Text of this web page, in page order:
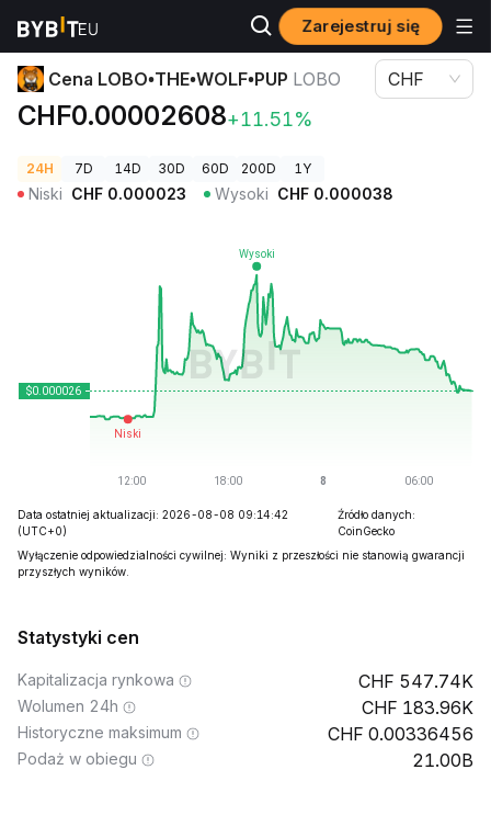
Zarejestruj się
Ceny kryptowalut Cena LOBO•THE•WOLF•PUP LOBO
Cena LOBO•THE•WOLF•PUP LOBO
CHF0.00002608+11.51%
CHF
24H 7D 14D 30D 60D 200D 1Y
Niski CHF 0.000023 Wysoki CHF 0.000038
Data ostatniej aktualizacji: 2026-08-08 09:14:42
(UTC+0)
Źródło danych:
CoinGecko
Wyłączenie odpowiedzialności cywilnej: Wyniki z przeszłości nie stanowią gwarancji
przyszłych wyników.
Statystyki cen
Kapitalizacja rynkowa 547.74K
Wolumen 24h 183.96K
Historyczne maksimum 0.00336456
Podaż w obiegu 21.00B